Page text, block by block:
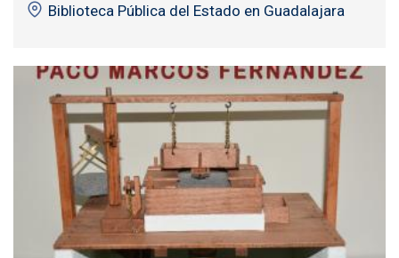
Biblioteca Pública del Estado en Guadalajara